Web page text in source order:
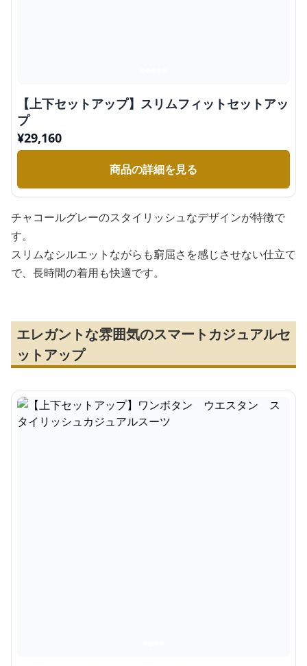
【上下セットアップ】スリムフィットセットアッ
プ
¥29,160
商品の詳細を見る
チャコールグレーのスタイリッシュなデザインが特徴で
す。
スリムなシルエットながらも窮屈さを感じさせない仕立て
で、長時間の着用も快適です。
エレガントな雰囲気のスマートカジュアルセ
ットアップ